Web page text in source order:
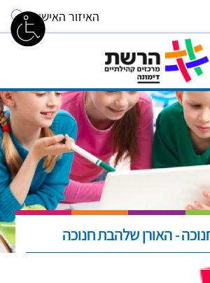
האיזור האישי
- האורן שלהבת חנוכה